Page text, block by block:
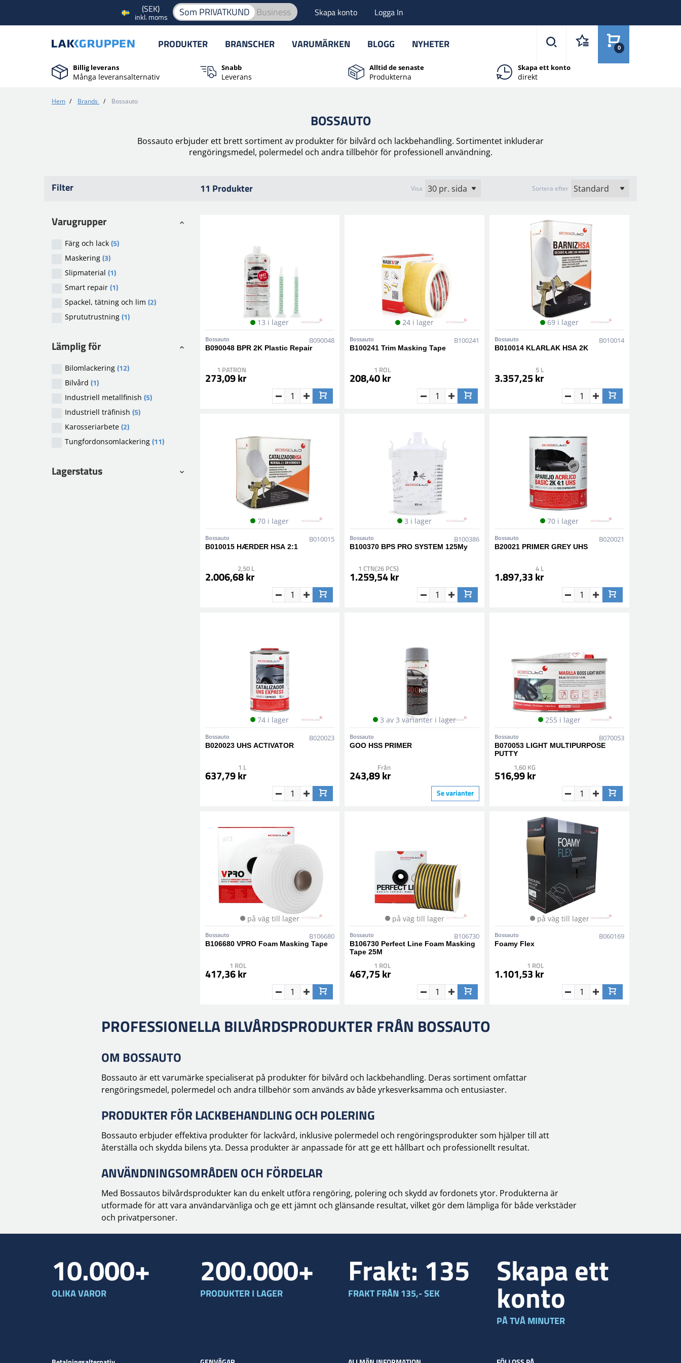
(SEK)
inkl. moms Som PRIVATKUND Business Skapa konto Logga In
PRODUKTER BRANSCHER VARUMÄRKEN BLOGG NYHETER 0
Billig leverans
Många leveransalternativ
Snabb
Leverans
Alltid de senaste
Produkterna
Skapa ett konto
direkt
Hem / Brands / Bossauto
BOSSAUTO
Bossauto erbjuder ett brett sortiment av produkter för bilvård och lackbehandling. Sortimentet inkluderar
rengöringsmedel, polermedel och andra tillbehör för professionell användning.
Filter
Varugrupper
Färg och lack (5)
Maskering (3)
Slipmaterial (1)
Smart repair (1)
Spackel, tätning och lim (2)
Sprututrustning (1)
Lämplig för
Bilomlackering (12)
Bilvård (1)
Industriell metallfinish (5)
Industriell träfinish (5)
Karosseriarbete (2)
Tungfordonsomlackering (11)
Lagerstatus
11 Produkter Visa Sortera efter
13 i lager
Bossauto B090048
B090048 BPR 2K Plastic Repair
1 PATRON
273,09 kr
24 i lager
Bossauto B100241
B100241 Trim Masking Tape
1 ROL
208,40 kr
69 i lager
Bossauto B010014
B010014 KLARLAK HSA 2K
5 L
3.357,25 kr
70 i lager
Bossauto B010015
B010015 HÆRDER HSA 2:1
2,50 L
2.006,68 kr
3 i lager
Bossauto B100386
B100370 BPS PRO SYSTEM 125My
1 CTN(26 PCS)
1.259,54 kr
70 i lager
Bossauto B020021
B20021 PRIMER GREY UHS
4 L
1.897,33 kr
74 i lager
Bossauto B020023
B020023 UHS ACTIVATOR
1 L
637,79 kr
3 av 3 varianter i lager
Bossauto
GOO HSS PRIMER
Från
243,89 kr
Se varianter
255 i lager
Bossauto B070053
B070053 LIGHT MULTIPURPOSE
PUTTY
1,60 KG
516,99 kr
på väg till lager
Bossauto B106680
B106680 VPRO Foam Masking Tape
1 ROL
417,36 kr
på väg till lager
Bossauto B106730
B106730 Perfect Line Foam Masking
Tape 25M
1 ROL
467,75 kr
på väg till lager
Bossauto B060169
Foamy Flex
1 ROL
1.101,53 kr
PROFESSIONELLA BILVÅRDSPRODUKTER FRÅN BOSSAUTO
OM BOSSAUTO
Bossauto är ett varumärke specialiserat på produkter för bilvård och lackbehandling. Deras sortiment omfattar
rengöringsmedel, polermedel och andra tillbehör som används av både yrkesverksamma och entusiaster.
PRODUKTER FÖR LACKBEHANDLING OCH POLERING
Bossauto erbjuder effektiva produkter för lackvård, inklusive polermedel och rengöringsprodukter som hjälper till att
återställa och skydda bilens yta. Dessa produkter är anpassade för att ge ett hållbart och professionellt resultat.
ANVÄNDNINGSOMRÅDEN OCH FÖRDELAR
Med Bossautos bilvårdsprodukter kan du enkelt utföra rengöring, polering och skydd av fordonets ytor. Produkterna är
utformade för att vara användarvänliga och ge ett jämnt och glänsande resultat, vilket gör dem lämpliga för både verkstäder
och privatpersoner.
10.000+
OLIKA VAROR
200.000+
PRODUKTER I LAGER
Frakt: 135
FRAKT FRÅN 135,- SEK
Skapa ett
konto
PÅ TVÅ MINUTER